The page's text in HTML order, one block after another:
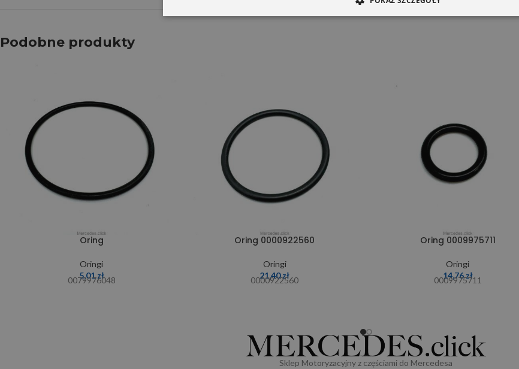
Podobne produkty
Oring
Oringi
5,01zł
0079976048
Oring 0000922560
Oringi
21,40zł
0000922560
Oring 0009975711
Oringi
14,76zł
0009975711
Sklep Motoryzacyjny z częściami do Mercedesa